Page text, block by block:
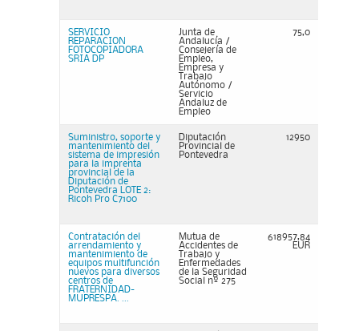
SERVICIO
REPARACION
FOTOCOPIADORA
SRIA DP
Junta de
Andalucía /
Consejería de
Empleo,
Empresa y
Trabajo
Autónomo /
Servicio
Andaluz de
Empleo
75,0
Suministro, soporte y
mantenimiento del
sistema de impresión
para la imprenta
provincial de la
Diputación de
Pontevedra LOTE 2:
Ricoh Pro C7100
Diputación
Provincial de
Pontevedra
12950
Contratación del
arrendamiento y
mantenimiento de
equipos multifunción
nuevos para diversos
centros de
FRATERNIDAD-
MUPRESPA. ...
Mutua de
Accidentes de
Trabajo y
Enfermedades
de la Seguridad
Social nº 275
618957,84
EUR